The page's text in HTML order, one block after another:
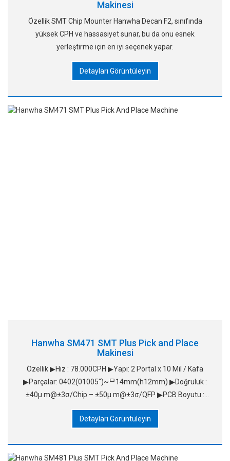
Makinesi
Özellik SMT Chip Mounter Hanwha Decan F2, sınıfında
yüksek CPH ve hassasiyet sunar, bu da onu esnek
yerleştirme için en iyi seçenek yapar.
Detayları Görüntüleyin
Hanwha SM471 SMT Plus Pick and Place
Makinesi
Özellik ▶Hız : 78.000CPH ▶Yapı: 2 Portal x 10 Mil / Kafa
▶Parçalar: 0402(01005")~ᄆ14mm(h12mm) ▶Doğruluk :
±40μ m@±3σ/Chip – ±50μ m@±3σ/QFP ▶PCB Boyutu :
Detayları Görüntüleyin